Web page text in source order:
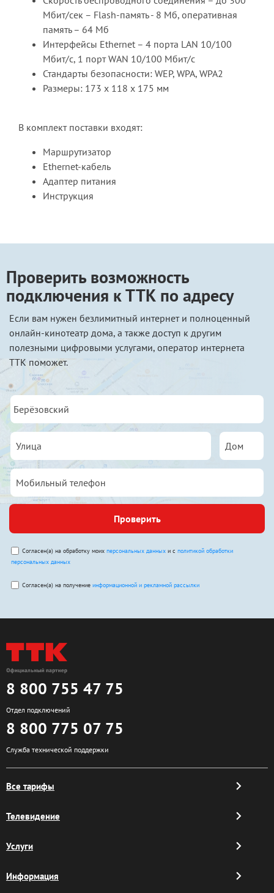
Мбит/сек – Flash-память - 8 Мб, оперативная
память – 64 Мб
Интерфейсы Ethernet – 4 порта LAN 10/100
Мбит/с, 1 порт WAN 10/100 Мбит/с
Стандарты безопасности: WEP, WPA, WPA2
Размеры: 173 х 118 х 175 мм
В комплект поставки входят:
Маршрутизатор
Ethernet-кабель
Адаптер питания
Инструкция
Проверить возможность
подключения к ТТК по адресу
Если вам нужен безлимитный интернет и полноценный
онлайн-кинотеатр дома, а также доступ к другим
полезными цифровыми услугами, оператор интернета
ТТК поможет.
Проверить
Согласен(а) на обработку моих персональных данных и с политикой обработки
персональных данных
Согласен(а) на получение информационной и рекламной рассылки
8 800 755 47 75
Отдел подключений
8 800 775 07 75
Служба технической поддержки
Все тарифы
Телевидение
Услуги
Информация